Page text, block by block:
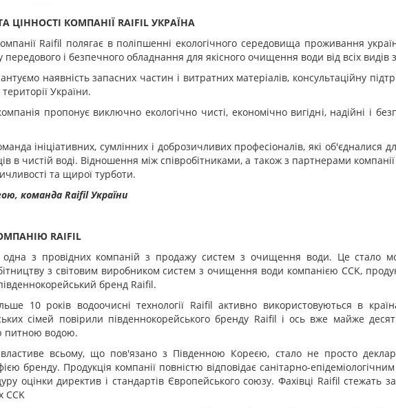
ЦІННОСТІ КОМПАНІЇ RAIFIL УКРАЇНА
Raifil полягає в поліпшенні екологічного середовища проживання
передового і безпечного обладнання для якісного очищення води від всіх видів
наявність запасних частин і витратних матеріалів, консультаційну
території України.
пропонує виключно екологічно чисті, економічно вигідні, надійні і
ініціативних, сумлінних і доброзичливих професіоналів, які об'єдналися
в чистій воді. Відношення між співробітниками, а також з партнерами
та щирої турботи.
команда Raifil України
RAIFIL
з провідних компаній з продажу систем з очищення води. Це стало
з світовим виробником систем з очищення води компанією CCK,
бренд Raifil.
10 років водоочисні технології Raifil активно використовуються в
сімей повірили південнокорейського бренду Raifil і ось вже майже
питною водою.
властиве всьому, що пов'язано з Південною Кореєю, стало не просто
бренду. Продукція компанії повністю відповідає санітарно-
оцінки директив і стандартів Європейського союзу. Фахівці Raifil стежать
CCK